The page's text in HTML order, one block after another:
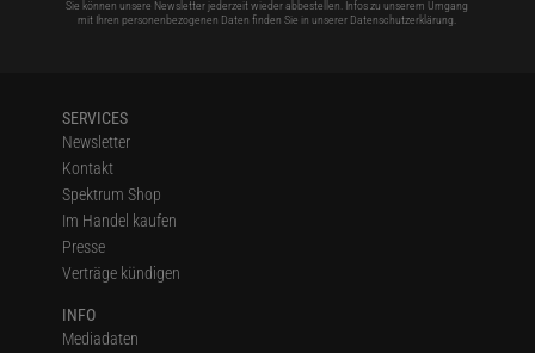
Sie können unsere Newsletter jederzeit wieder abbestellen. Infos zu unserem Umgang
mit Ihren personenbezogenen Daten finden Sie in unserer Datenschutzerklärung
SERVICES
Newsletter
Kontakt
Spektrum Shop
Im Handel kaufen
Presse
Verträge kündigen
INFO
Mediadaten